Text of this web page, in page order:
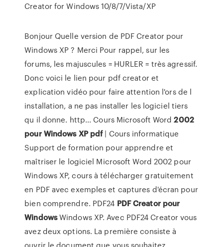
Creator for Windows 10/8/7/Vista/XP
Bonjour Quelle version de PDF Creator pour
Windows XP ? Merci Pour rappel, sur les
forums, les majuscules = HURLER = très agressif.
Donc voici le lien pour pdf creator et
explication vidéo pour faire attention l'ors de l
installation, a ne pas installer les logiciel tiers
qu il donne. http... Cours Microsoft Word2002
pour Windows XP pdf| Cours informatique
Support de formation pour apprendre et
maîtriser le logiciel Microsoft Word 2002 pour
Windows XP, cours à télécharger gratuitement
en PDF avec exemples et captures d'écran pour
bien comprendre. PDF24 PDFCreator pour
WindowsWindows XP. Avec PDF24 Creator vous
avez deux options. La première consiste à
ouvrir le document que vous souhaitez